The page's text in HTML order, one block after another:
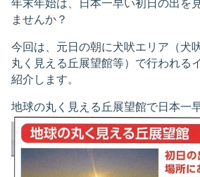
年末年始は、日本一早い初日の出を
ませんか？
今回は、元日の朝に犬吠エリア（犬
丸く見える丘展望館等）で行われる
紹介します。
地球の丸く見える丘展望館で日本一